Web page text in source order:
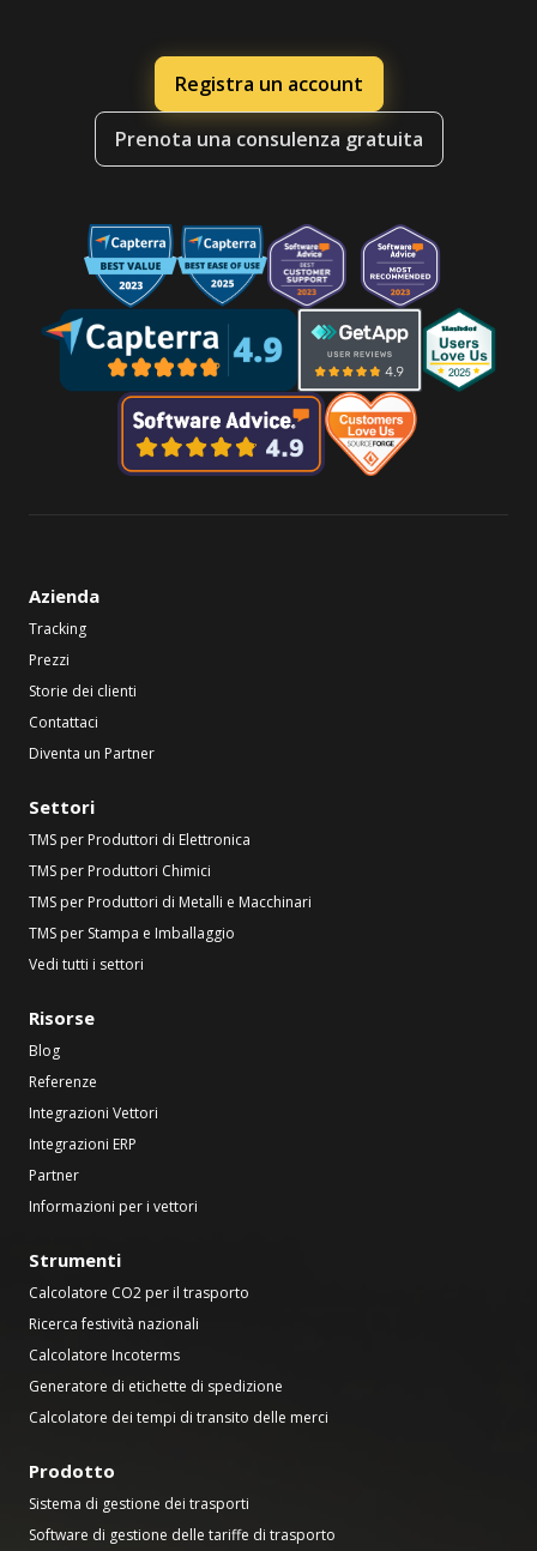
Registra un account
Prenota una consulenza gratuita
Azienda
Tracking
Prezzi
Storie dei clienti
Contattaci
Diventa un Partner
Settori
TMS per Produttori di Elettronica
TMS per Produttori Chimici
TMS per Produttori di Metalli e Macchinari
TMS per Stampa e Imballaggio
Vedi tutti i settori
Risorse
Blog
Referenze
Integrazioni Vettori
Integrazioni ERP
Partner
Informazioni per i vettori
Strumenti
Calcolatore CO2 per il trasporto
Ricerca festività nazionali
Calcolatore Incoterms
Generatore di etichette di spedizione
Calcolatore dei tempi di transito delle merci
Prodotto
Sistema di gestione dei trasporti
Software di gestione delle tariffe di trasporto